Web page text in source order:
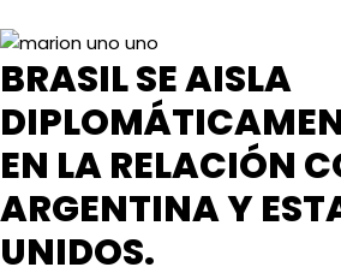
BRASIL SE AISLA
EN LA RELACIÓN
ARGENTINA Y
UNIDOS.